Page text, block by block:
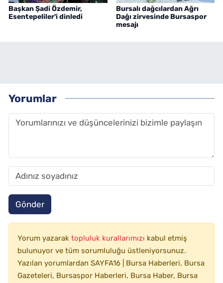
Başkan Şadi Özdemir,
Esentepeliler'i dinledi
Bursalı dağcılardan Ağrı
Dağı zirvesinde Bursaspor
mesajı
Yorumlar
Gönder
Yorum yazarak topluluk kurallarımızı kabul etmiş
bulunuyor ve tüm sorumluluğu üstleniyorsunuz.
Yazılan yorumlardan SAYFA16 | Bursa Haberleri, Bursa
Gazeteleri, Bursaspor Haberleri, Bursa Haber, Bursa